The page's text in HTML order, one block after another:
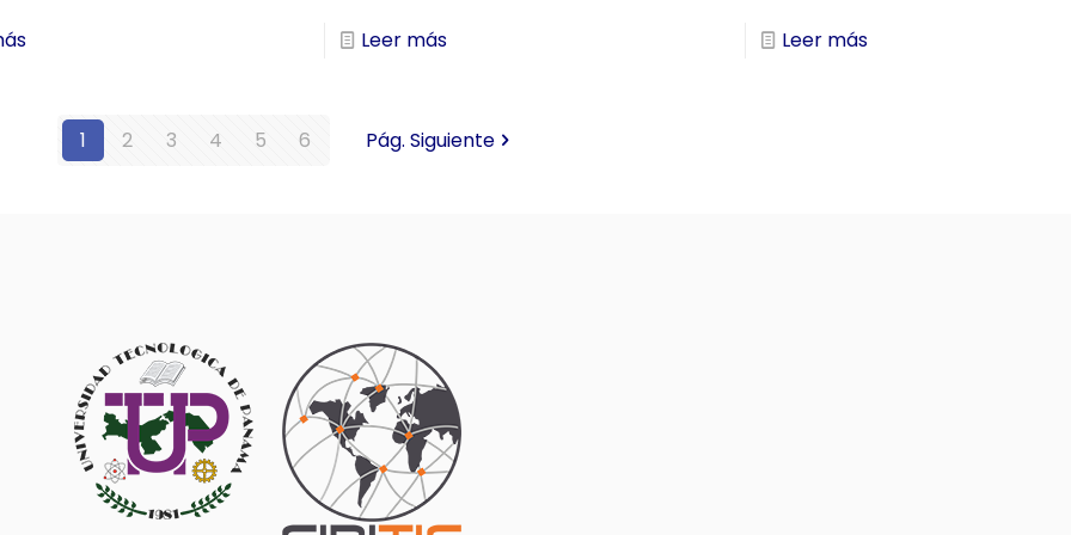
Leer más Leer más
1 2 3 4 5 6 Pág. Siguiente